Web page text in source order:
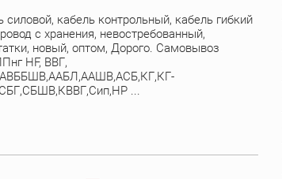
силовой, кабель контрольный, кабель гибкий
с хранения, невостребованный,
новый, оптом, Дорого. Самовывоз
HF, ВВГ,
...